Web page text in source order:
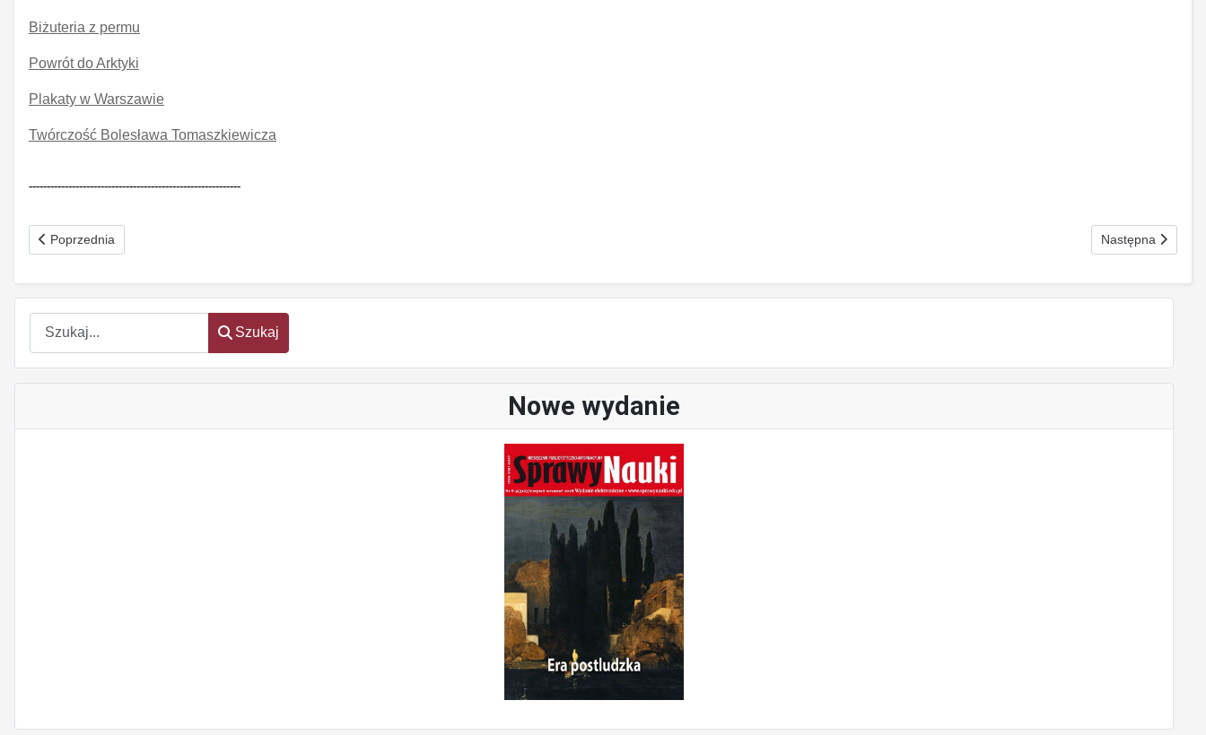
Szukaj
Szukaj
Nowe wydanie
Biżuteria z permu
Powrót do Arktyki
Plakaty w Warszawie
Twórczość Bolesława Tomaszkiewicza
-----------------------------------------------------------
Poprzednia strona: Ziemia - dobro publiczne Nr 8-9 (192), sierpień-wrzesień 2014
Poprzednia Następna strona:
Następna